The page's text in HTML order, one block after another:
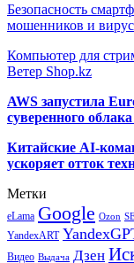
Безопасность
мошенников и
Компьютер для
Ветер Shop.kz
AWS запустила
суверенного
Китайские AI-
ускоряет отток
Метки
eLama Google Ozon
YandexART
Видео Выдача Дзен